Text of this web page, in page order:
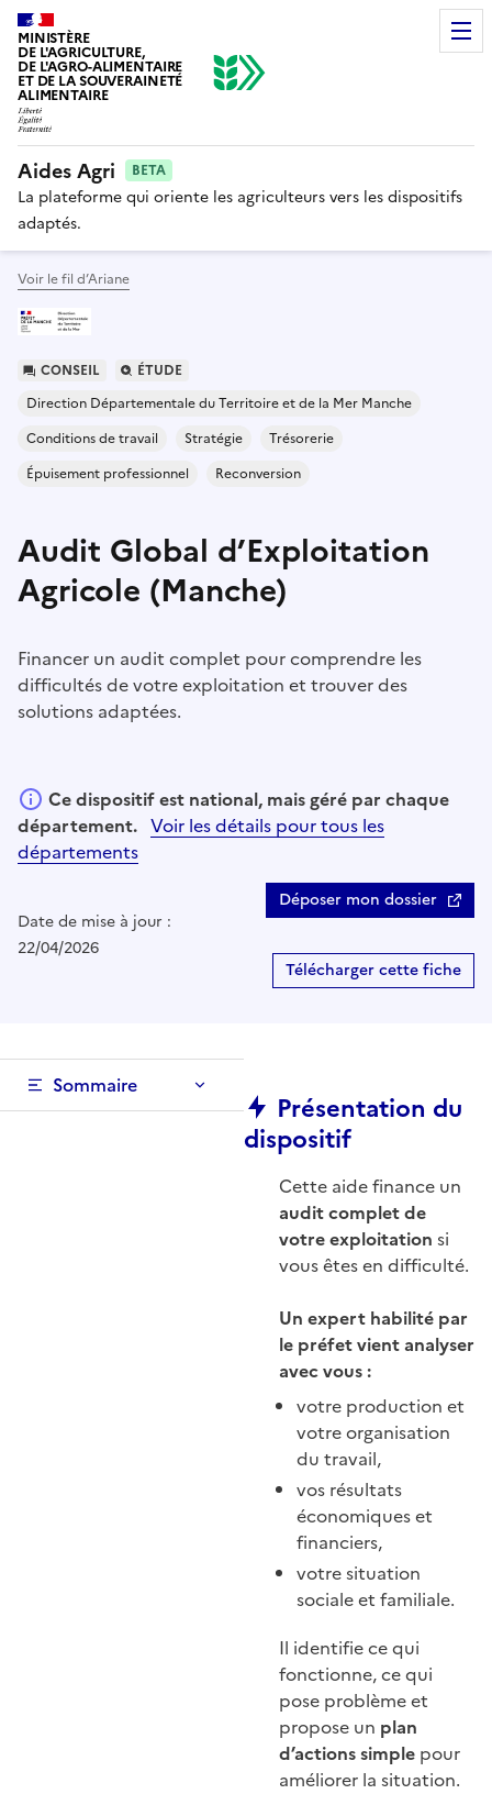
MINISTÈRE
DE L'AGRICULTURE,
DE L'AGRO-ALIMENTAIRE
ET DE LA SOUVERAINETÉ
ALIMENTAIRE
Aides Agri BETA
La plateforme qui oriente les agriculteurs vers les dispositifs
adaptés.
Voir le fil d’Ariane
CONSEIL
ÉTUDE
Direction Départementale du Territoire et de la Mer Manche
Conditions de travail
Stratégie
Trésorerie
Épuisement professionnel
Reconversion
Audit Global d’Exploitation
Agricole (Manche)
Financer un audit complet pour comprendre les
difficultés de votre exploitation et trouver des
solutions adaptées.
Ce dispositif est national, mais géré par chaque
département. Voir les détails pour tous les
départements
Date de mise à jour :
22/04/2026
Déposer mon dossier
Télécharger cette fiche
Sommaire
Présentation du
dispositif
Cette aide finance un
audit complet de
votre exploitation si
vous êtes en difficulté.
Un expert habilité par
le préfet vient analyser
avec vous :
votre production et
votre organisation
du travail,
vos résultats
économiques et
financiers,
votre situation
sociale et familiale.
Il identifie ce qui
fonctionne, ce qui
pose problème et
propose un plan
d’actions simple pour
améliorer la situation.